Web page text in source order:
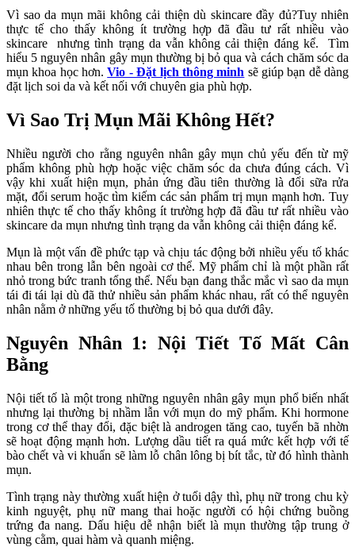
Vì sao da mụn mãi không cải thiện dù skincare đầy đủ?Tuy nhiên
thực tế cho thấy không ít trường hợp đã đầu tư rất nhiều vào
skincare
nhưng tình trạng da vẫn không cải thiện đáng kể.  Tìm
hiểu 5 nguyên nhân gây mụn thường bị bỏ qua và cách chăm sóc da
mụn khoa học hơn. Vio - Đặt lịch thông minh sẽ giúp bạn dễ dàng
đặt lịch soi da và kết nối với chuyên gia phù hợp.
Vì Sao Trị Mụn Mãi Không Hết?
Nhiều người cho rằng nguyên nhân gây mụn chủ yếu đến từ mỹ
phẩm không phù hợp hoặc việc chăm sóc da chưa đúng cách. Vì
vậy khi xuất hiện mụn, phản ứng đầu tiên thường là đổi sữa rửa
mặt, đổi serum hoặc tìm kiếm các sản phẩm trị mụn mạnh hơn. Tuy
nhiên thực tế cho thấy không ít trường hợp đã đầu tư rất nhiều vào
skincare da mụn nhưng tình trạng da vẫn không cải thiện đáng kể.
Mụn là một vấn đề phức tạp và chịu tác động bởi nhiều yếu tố khác
nhau bên trong lẫn bên ngoài cơ thể. Mỹ phẩm chỉ là một phần rất
nhỏ trong bức tranh tổng thể. Nếu bạn đang thắc mắc vì sao da mụn
tái đi tái lại dù đã thử nhiều sản phẩm khác nhau, rất có thể nguyên
nhân nằm ở những yếu tố thường bị bỏ qua dưới đây.
Nguyên Nhân 1: Nội Tiết Tố Mất Cân
Bằng
Nội tiết tố là một trong những nguyên nhân gây mụn phổ biến nhất
nhưng lại thường bị nhầm lẫn với mụn do mỹ phẩm. Khi hormone
trong cơ thể thay đổi, đặc biệt là androgen tăng cao, tuyến bã nhờn
sẽ hoạt động mạnh hơn. Lượng dầu tiết ra quá mức kết hợp với tế
bào chết và vi khuẩn sẽ làm lỗ chân lông bị bít tắc, từ đó hình thành
mụn.
Tình trạng này thường xuất hiện ở tuổi dậy thì, phụ nữ trong chu kỳ
kinh nguyệt, phụ nữ mang thai hoặc người có hội chứng buồng
trứng đa nang. Dấu hiệu dễ nhận biết là mụn thường tập trung ở
vùng cằm, quai hàm và quanh miệng.